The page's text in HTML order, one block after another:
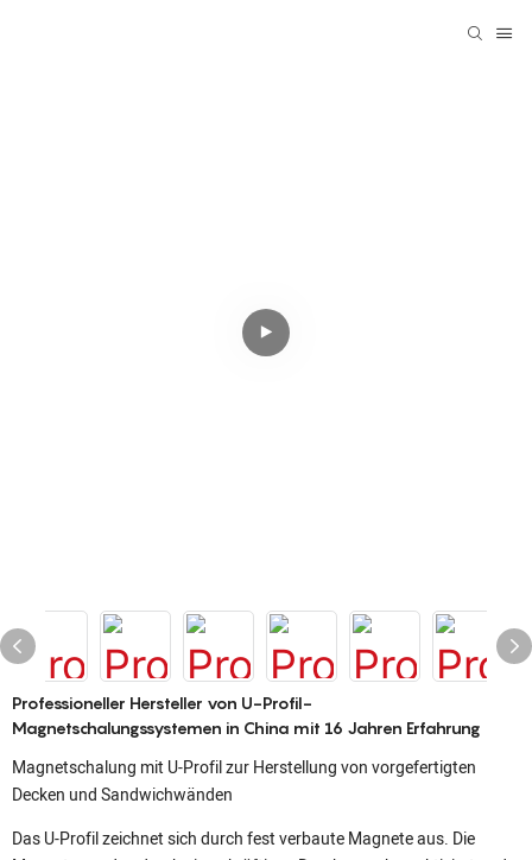
Professioneller Hersteller von U-Profil-
Magnetschalungssystemen in China mit 16 Jahren Erfahrung
Magnetschalung mit U-Profil zur Herstellung von vorgefertigten
Decken und Sandwichwänden
Das U-Profil zeichnet sich durch fest verbaute Magnete aus. Die